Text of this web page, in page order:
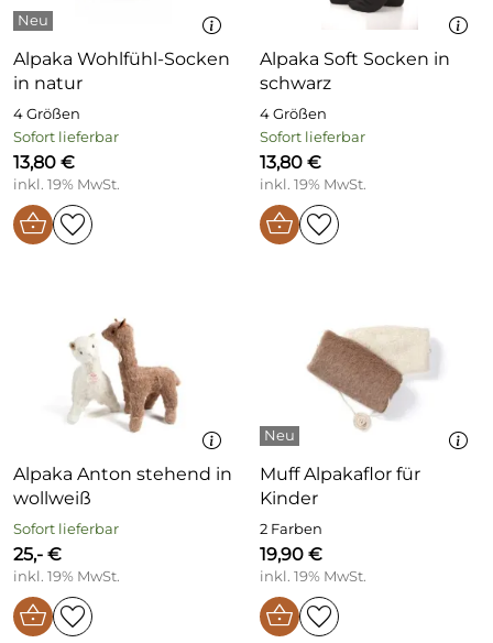
Alpaka Wohlfühl-Socken
in natur
4 Größen
Sofort lieferbar
13,80 €
inkl. 19% MwSt.
Alpaka Soft Socken in
schwarz
4 Größen
Sofort lieferbar
13,80 €
inkl. 19% MwSt.
Alpaka Anton stehend in
wollweiß
Sofort lieferbar
25,- €
inkl. 19% MwSt.
Muff Alpakaflor für
Kinder
2 Farben
19,90 €
inkl. 19% MwSt.